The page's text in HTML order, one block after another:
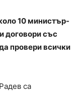
10 министър-
договори със
провери всички
са